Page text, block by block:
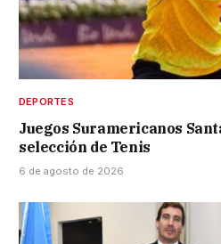
DEPORTES
Juegos Suramericanos
selección de Tenis
6 de agosto de 2026